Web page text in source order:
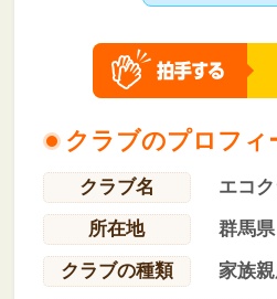
クラブのプロフィ
クラブ名
エコ
所在地
群馬県
クラブの種類
家族